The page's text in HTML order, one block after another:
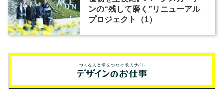
ンの“残して磨く”リニューアル
プロジェクト（1）